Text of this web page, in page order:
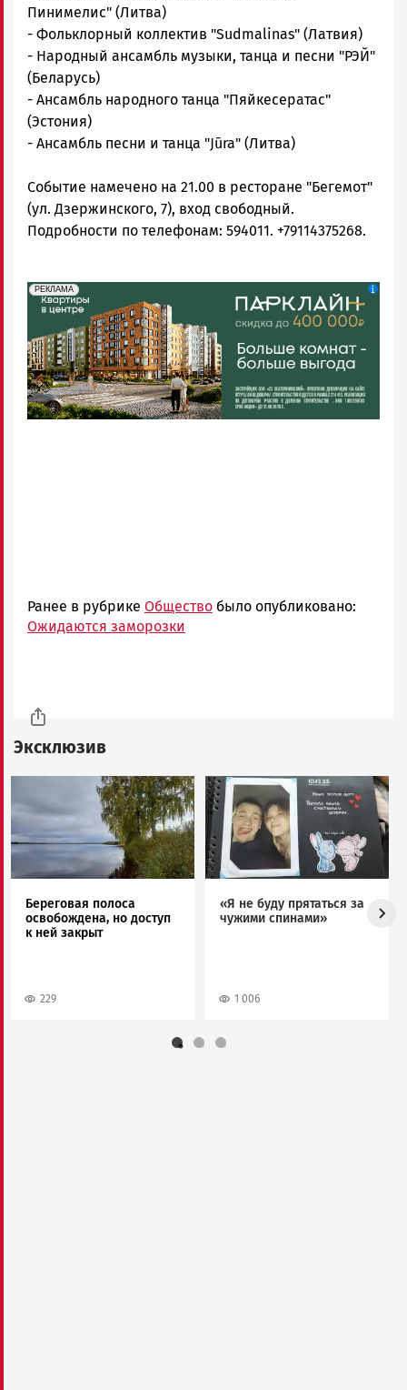
Пинимелис" (Литва)
- Фольклорный коллектив "Sudmalinas" (Латвия)
- Народный ансамбль музыки, танца и песни "РЭЙ"
(Беларусь)
- Ансамбль народного танца "Пяйкесератас"
(Эстония)
- Ансамбль песни и танца "Jūra" (Литва)
Событие намечено на 21.00 в ресторане "Бегемот"
(ул. Дзержинского, 7), вход свободный.
Подробности по телефонам: 594011. +79114375268.
erid: 2SDnjdeSPnB
РЕКЛАМА
Реклама
Ранее в рубрике Общество было опубликовано:
Ожидаются заморозки
Эксклюзив
Береговая полоса
освобождена, но доступ
к ней закрыт
229
Image
«Я не буду прятаться за
чужими спинами»
1 006